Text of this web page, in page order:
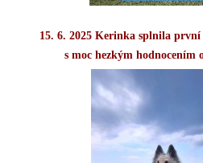
15. 6. 2025 Kerinka splnila
s moc hezkým hodnocením